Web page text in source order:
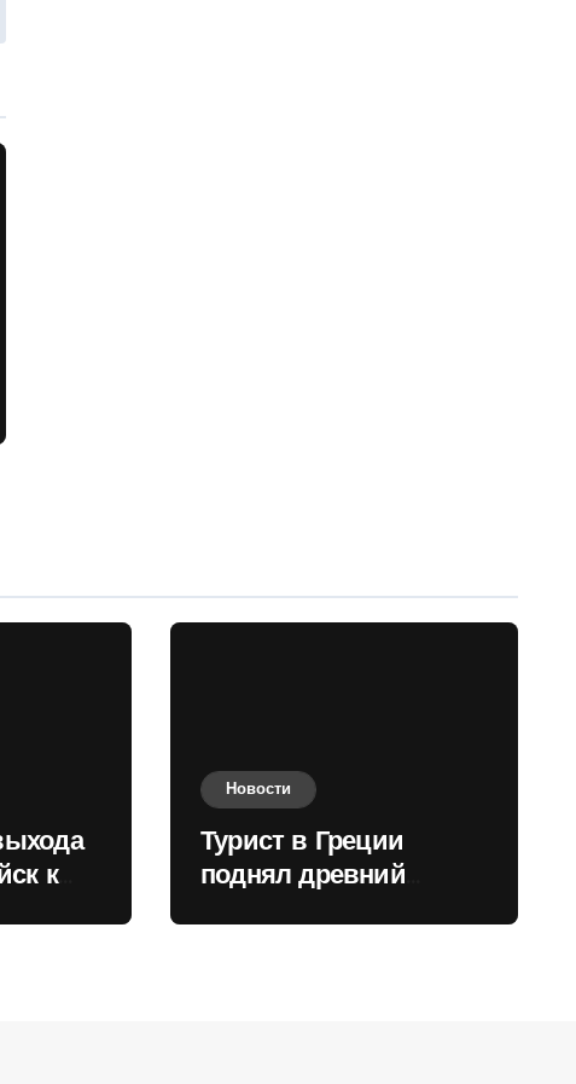
к
Новости
Турист в Греции
поднял древний